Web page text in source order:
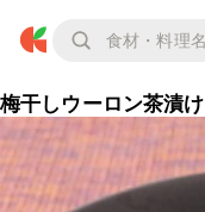
梅干しウーロン茶漬け